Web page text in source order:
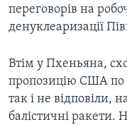
переговорів на
денуклеаризації
Втім у Пхеньяна,
пропозицію США по
так і не відповіли,
балістичні ракети.